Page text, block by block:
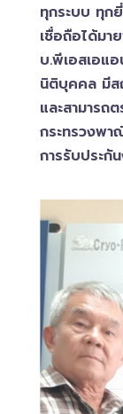
ทุกระบบ ทุก
เชื่อถือได้มา
บ.พีเอสเอ​แ
นิติบุคคล​ มีส
และสามาร
กระทรวงพ
การรับประกั